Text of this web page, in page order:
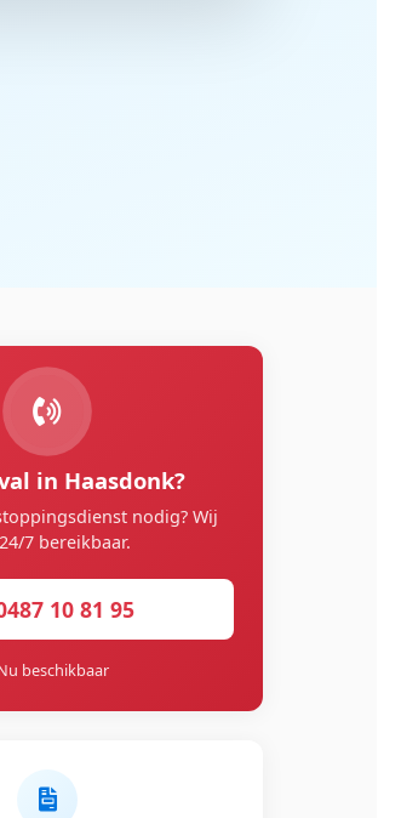
in Haasdonk?
nodig? Wij
7 bereikbaar.
10 81 95
beschikbaar